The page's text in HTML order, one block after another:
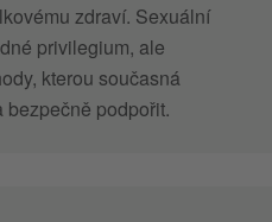
zdraví. Sexuální
privilegium, ale
kterou současná
podpořit.